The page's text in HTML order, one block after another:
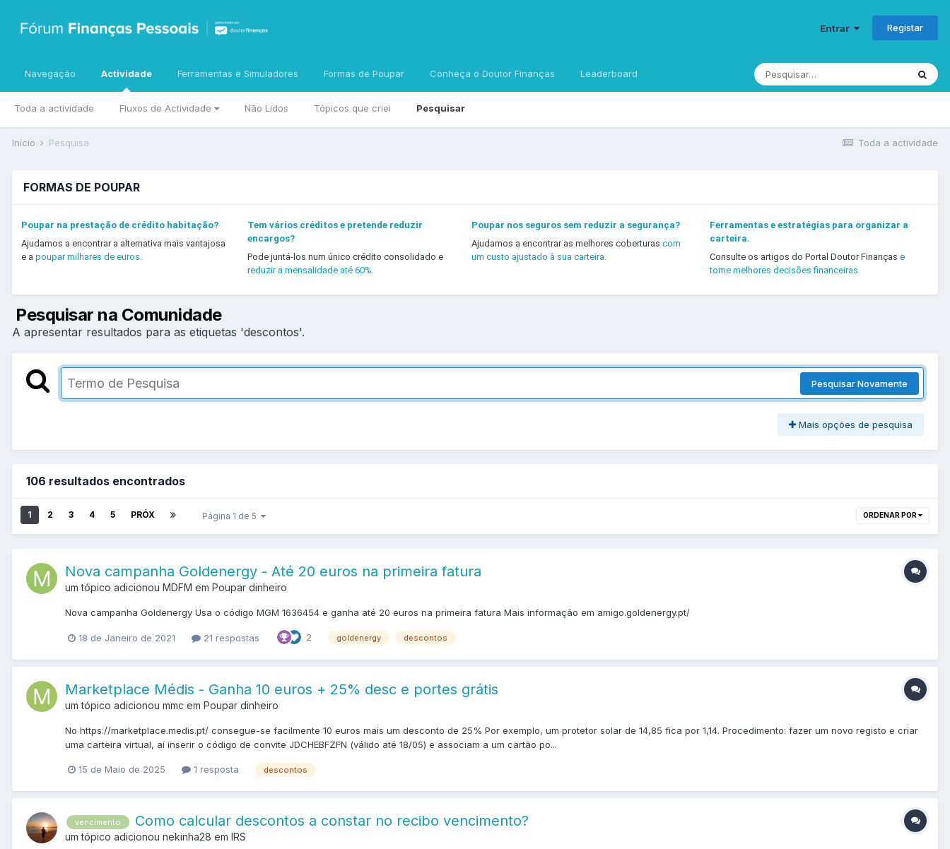
Entrar Registar
Navegação Actividade
Toda a actividade Fluxos de Actividade Não Lidos Tópicos que criei Pesquisar
Ferramentas e Simuladores Formas de Poupar Conheça o Doutor Finanças Leaderboard
Toda a actividade
Início Pesquisa
FORMAS DE POUPAR
Poupar na prestação de crédito habitação?
Ajudamos a encontrar a alternativa mais vantajosa
e a poupar milhares de euros.
Tem vários créditos e pretende reduzir
encargos?
Pode juntá-los num único crédito consolidado e
reduzir a mensalidade até 60%.
Poupar nos seguros sem reduzir a segurança?
Ajudamos a encontrar as melhores coberturascom
um custo ajustado à sua carteira.
Ferramentas e estratégias para organizar a
carteira.
Consulte os artigos do Portal Doutor Finanças e
tome melhores decisões financeiras.
Pesquisar na Comunidade
A apresentar resultados para as etiquetas 'descontos'.
Pesquisar Novamente
Mais opções de pesquisa
106 resultados encontrados
1 2 3 4 5 PRÓX Página 1 de 5 ORDENAR POR
Nova campanha Goldenergy - Até 20 euros na primeira fatura
um tópico adicionou MDFM em Poupar dinheiro
Nova campanha Goldenergy Usa o código MGM 1636454 e ganha até 20 euros na primeira fatura Mais informação em amigo.goldenergy.pt/
18 de Janeiro de 2021 21 respostas 2 goldenergy descontos
Marketplace Médis - Ganha 10 euros + 25% desc e portes grátis
um tópico adicionou mmc em Poupar dinheiro
No https://marketplace.medis.pt/ consegue-se facilmente 10 euros mais um desconto de 25% Por exemplo, um protetor solar de 14,85 fica por 1,14. Procedimento: fazer um novo registo e criar
uma carteira virtual, aí inserir o código de convite JDCHEBFZFN (válido até 18/05) e associam a um cartão po...
15 de Maio de 2025 1 resposta descontos
vencimento Como calcular descontos a constar no recibo vencimento?
um tópico adicionou nekinha28 em IRS